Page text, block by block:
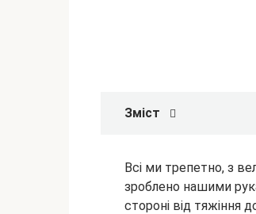
Зміст
Всі ми трепетно, з
зроблено нашими
стороні від тяжіння